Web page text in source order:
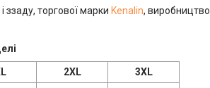
ззаду, торгової марки Kenalin, виробництво
2XL
3XL